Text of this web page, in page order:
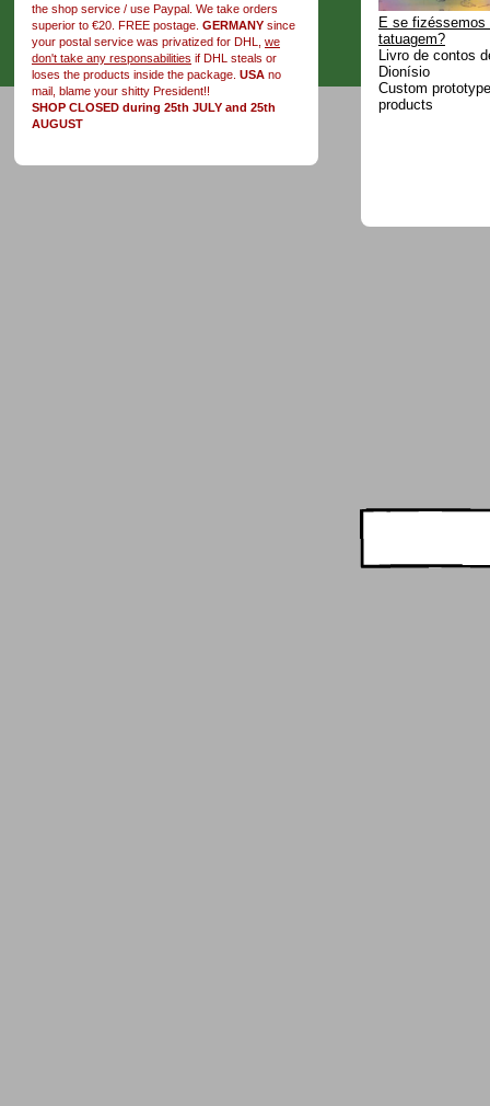
the shop service / use Paypal. We take orders
superior to €20. FREE postage. GERMANY since
your postal service was privatized for DHL, we
don't take any responsabilities if DHL steals or
loses the products inside the package. USA no
mail, blame your shitty President!!
SHOP CLOSED during 25th JULY and 25th
AUGUST
E se fizéssemos
tatuagem?
Livro de contos
Dionísio
Custom
products